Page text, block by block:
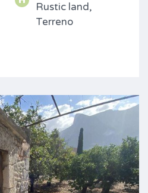
Rustic land,
Terreno